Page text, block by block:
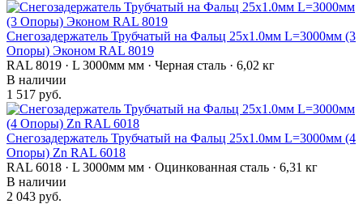
Снегозадержатель Трубчатый на Фальц 25х1.0мм L=3000мм (3
Опоры) Эконом RAL 8019
RAL 8019 · L 3000мм мм · Черная сталь · 6,02 кг
В наличии
1 517 руб.
Снегозадержатель Трубчатый на Фальц 25х1.0мм L=3000мм (4
Опоры) Zn RAL 6018
RAL 6018 · L 3000мм мм · Оцинкованная сталь · 6,31 кг
В наличии
2 043 руб.